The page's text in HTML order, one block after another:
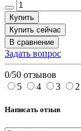
Купить
Купить сейчас
В сравнение
Задать вопрос
0/50 отзывов
5
4 3 2
Написать отзыв